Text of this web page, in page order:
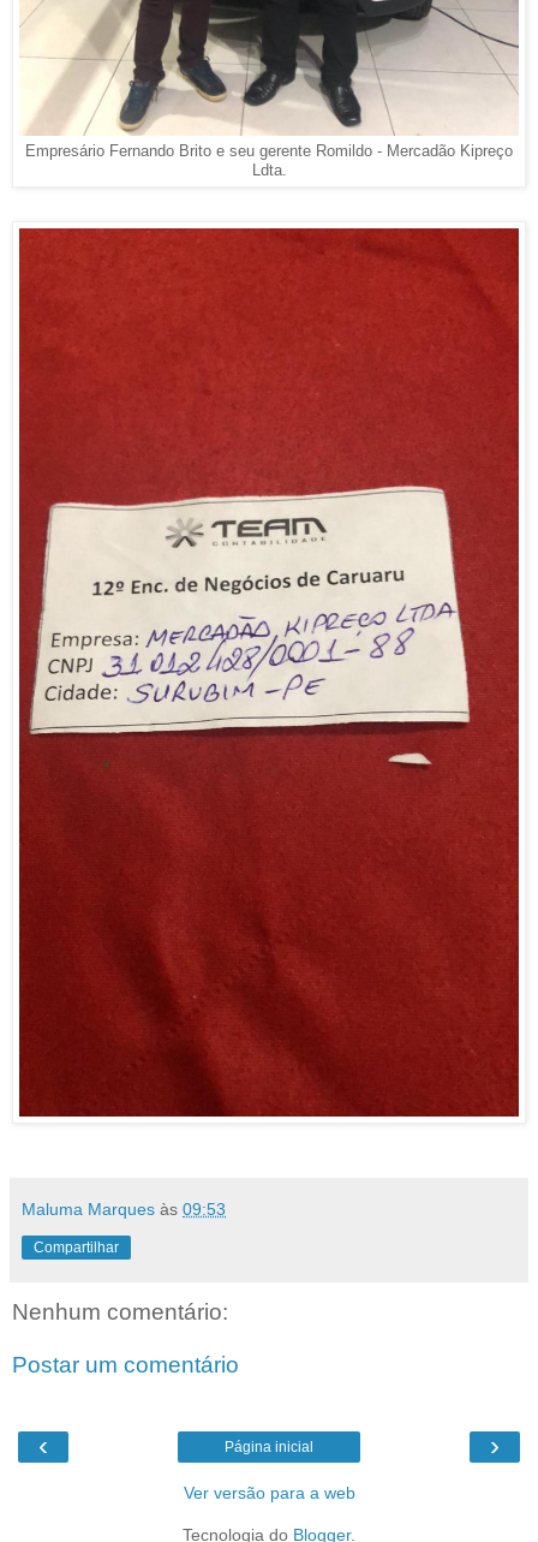
Empresário Fernando Brito e seu gerente Romildo - Mercadão Kipreço
Ldta.
Maluma Marques às 09:53
Compartilhar
Nenhum comentário:
Postar um comentário
‹ ›
Página inicial
Ver versão para a web
Tecnologia do Blogger.